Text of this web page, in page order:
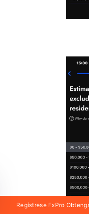
Regístrese FxPro